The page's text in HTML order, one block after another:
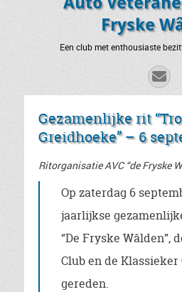
Fryske
Een club met enthousiaste
E-
Gezamenlijke rit
Greidhoeke” – 6
Ritorganisatie AVC “de Fryske
Op zaterdag 6
jaarlijkse
“De Fryske Wâlden”,
Club en de
gereden.